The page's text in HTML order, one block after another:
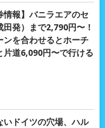
情報】バニラエアのセ
田発）まで2,790円〜！
ンを合わせるとホーチ
片道6,090円〜で行ける
いドイツの穴場、ハル